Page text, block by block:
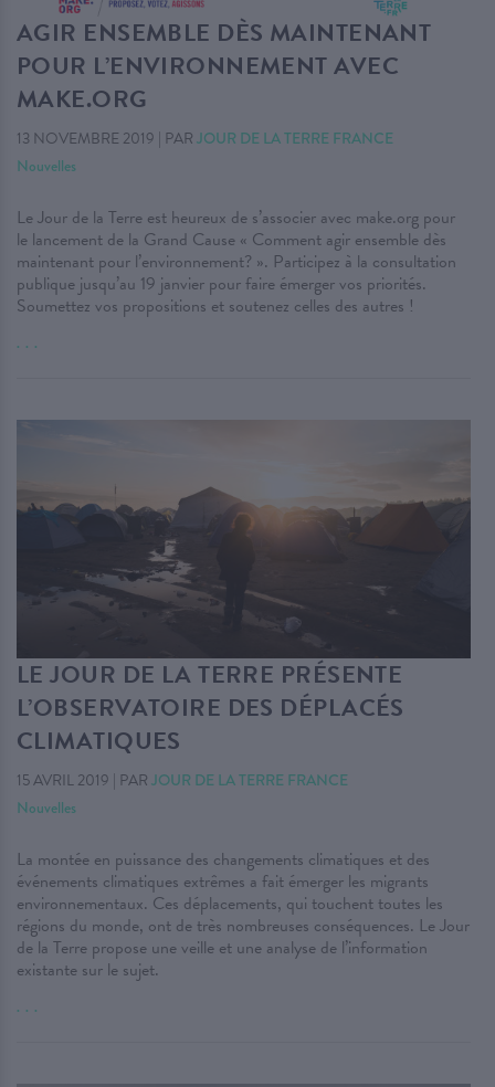
AGIR ENSEMBLE DÈS MAINTENANT
POUR L’ENVIRONNEMENT AVEC
MAKE.ORG
13 NOVEMBRE 2019 | PAR JOUR DE LA TERRE FRANCE
Nouvelles
Le Jour de la Terre est heureux de s’associer avec make.org pour
le lancement de la Grand Cause « Comment agir ensemble dès
maintenant pour l’environnement? ». Participez à la consultation
publique jusqu’au 19 janvier pour faire émerger vos priorités.
Soumettez vos propositions et soutenez celles des autres !
. . .
LE JOUR DE LA TERRE PRÉSENTE
L’OBSERVATOIRE DES DÉPLACÉS
CLIMATIQUES
15 AVRIL 2019 | PAR JOUR DE LA TERRE FRANCE
Nouvelles
La montée en puissance des changements climatiques et des
événements climatiques extrêmes a fait émerger les migrants
environnementaux. Ces déplacements, qui touchent toutes les
régions du monde, ont de très nombreuses conséquences. Le Jour
de la Terre propose une veille et une analyse de l’information
existante sur le sujet.
. . .